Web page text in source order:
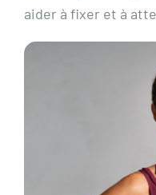
aider à fixer et à